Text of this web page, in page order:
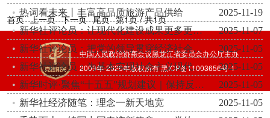
热词看未来丨丰富高品质旅游产品供给
2025-11-19
新华社评论员：让现代化建设成果更多更公平惠及全体人民——三论学习贯彻党的二十届四中全会精神
2025-11-07
新华社评论员：把党的领导贯穿经济社会发展各方面全过程
2025-11-05
新华社评论员：为基本实现社会主义现代化而共同奋斗
2025-11-05
新华时评·聚焦“十五五”规划建议｜保持反腐败永远在路上的清醒坚定
2025-11-05
新华社经济随笔：理念一新天地宽
2025-11-05
首页 上一页 下一页 尾页 第1页 / 共1页
中国人民政治协商会议黑龙江省委员会办公厅主办
2009年-2026年版权所有黑ICP备11003656号-1